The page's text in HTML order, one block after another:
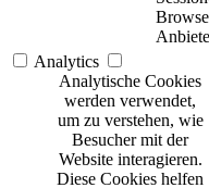
Analytics
Analytische Cookies
werden verwendet,
um zu verstehen, wie
Besucher mit der
Website interagieren.
Diese Cookies helfen